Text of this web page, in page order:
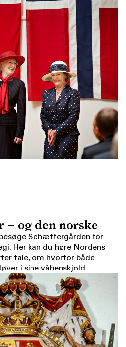
– og den norske
Schæffergården for
Her kan du høre Nordens
tale, om hvorfor både
i sine våbenskjold.